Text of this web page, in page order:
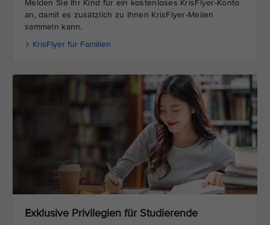
Melden Sie Ihr Kind für ein kostenloses KrisFlyer-Konto
an, damit es zusätzlich zu Ihnen KrisFlyer-Meilen
sammeln kann.
KrisFlyer für Familien
Exklusive Privilegien für Studierende